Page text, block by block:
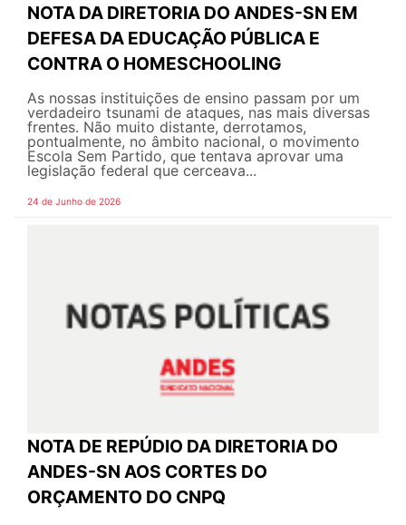
NOTA DA DIRETORIA DO ANDES-SN EM
DEFESA DA EDUCAÇÃO PÚBLICA E
CONTRA O HOMESCHOOLING
As nossas instituições de ensino passam por um
verdadeiro tsunami de ataques, nas mais diversas
frentes. Não muito distante, derrotamos,
pontualmente, no âmbito nacional, o movimento
Escola Sem Partido, que tentava aprovar uma
legislação federal que cerceava...
24 de Junho de 2026
NOTA DE REPÚDIO DA DIRETORIA DO
ANDES-SN AOS CORTES DO
ORÇAMENTO DO CNPQ